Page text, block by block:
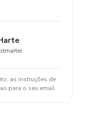
as instruções de
para o seu email.